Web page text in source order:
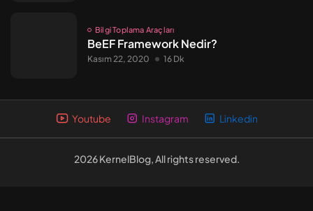
Bilgi Toplama Araçları
BeEF Framework Nedir?
Kasım 22, 2020 16 Dk
Youtube Instagram Linkedin
2026 KernelBlog, All rights reserved.